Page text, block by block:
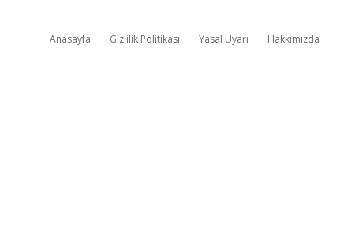
Anasayfa Gizlilik Politikası Yasal Uyarı Hakkımızda